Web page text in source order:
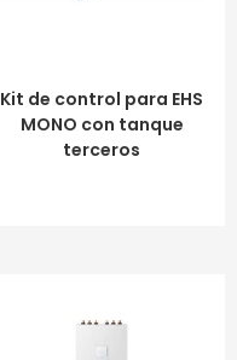
LEER MÁS
Kit de control para EHS
MONO con tanque
terceros